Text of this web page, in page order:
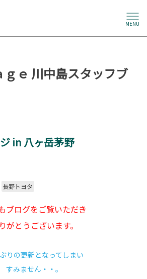
MENU
ｇｅ 川中島スタッフブ
in 八ヶ岳茅野
長野トヨタ
ブログをご覧いただき
がとうございます。
りの更新となってしまい
すみません・・。